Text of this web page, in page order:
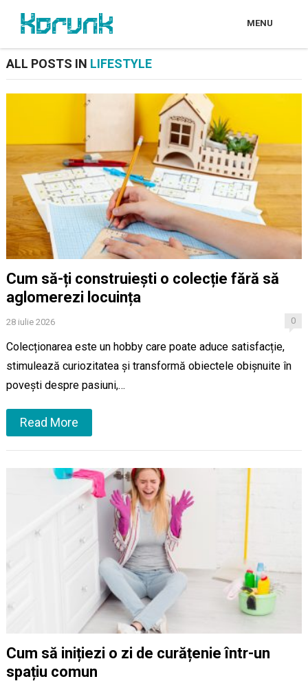
MENU
ALL POSTS IN LIFESTYLE
Cum să-ți construiești o colecție fără să
aglomerezi locuința
28 iulie 2026 0
Colecționarea este un hobby care poate aduce satisfacție,
stimulează curiozitatea și transformă obiectele obișnuite în
povești despre pasiuni,…
Read More
Cum să inițiezi o zi de curățenie într-un
spațiu comun